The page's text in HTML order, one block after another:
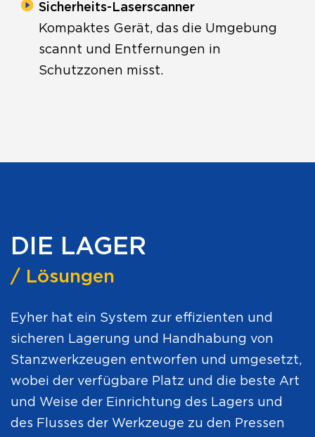
Sicherheits-Laserscanner
Kompaktes Gerät, das die Umgebung
scannt und Entfernungen in
Schutzzonen misst.
DIE LAGER
/ Lösungen
Eyher hat ein System zur effizienten und
sicheren Lagerung und Handhabung von
Stanzwerkzeugen entworfen und umgesetzt,
wobei der verfügbare Platz und die beste Art
und Weise der Einrichtung des Lagers und
des Flusses der Werkzeuge zu den Pressen